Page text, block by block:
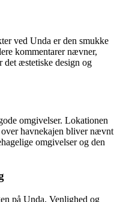
ved Unda er den smukke
kommentarer nævner,
det æstetiske design og
omgivelser. Lokationen
havnekajen bliver nævnt
omgivelser og den
på Unda. Venlighed og